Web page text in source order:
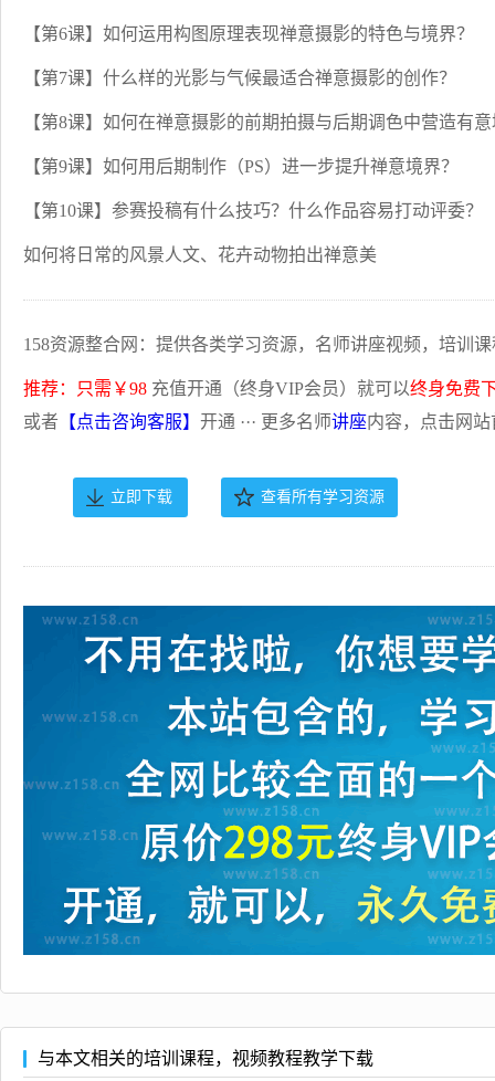
【第6课】如何运用构图原理表现禅意摄影的特色与境界？
【第7课】什么样的光影与气候最适合禅意摄影的创作？
【第8课】如何在禅意摄影的前期拍摄与后期调色中营造有
【第9课】如何用后期制作（PS）进一步提升禅意境界？
【第10课】参赛投稿有什么技巧？什么作品容易打动评委？
如何将日常的风景人文、花卉动物拍出禅意美
158资源整合网：提供各类学习资源，名师讲座视频，培训
推荐：只需￥98 充值开通（终身VIP会员）就可以终身免费
或者 【点击咨询客服】 开通 ··· 更多名师讲座内容，点击网
立即下载 查看所有学习资源
与本文相关的培训课程，视频教程教学下载